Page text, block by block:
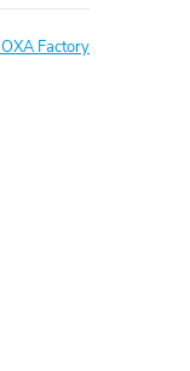
OXA Factory